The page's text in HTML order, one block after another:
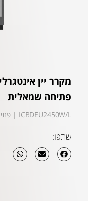
פתיחה שמאלית
ICBDEU2450W/L | פתיחה שמאלית
שתפו: